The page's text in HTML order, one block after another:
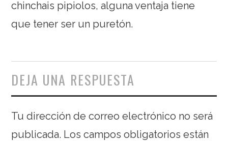
chinchais pipiolos, alguna ventaja tiene
que tener ser un puretón.
DEJA UNA RESPUESTA
Tu dirección de correo electrónico no será
publicada. Los campos obligatorios están